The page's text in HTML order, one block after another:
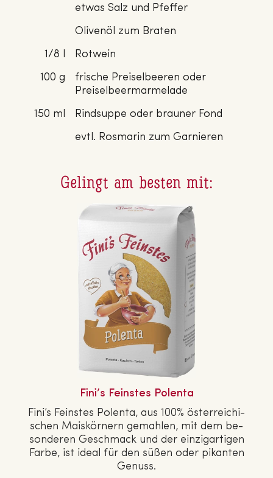
etwas Salz und Pfeffer
Olivenöl zum Braten
1/8 l
Rotwein
100 g
frische Preiselbeeren oder
Preiselbeermarmelade
150 ml
Rindsuppe oder brauner Fond
evtl. Rosmarin zum Garnieren
Gelingt am besten mit:
Fini’s Feinstes Polenta
Fini’s Feinstes Polenta, aus 100% ös­ter­rei­chi­
schen Mais­kör­nern gemahlen, mit dem be­
son­de­ren Geschmack und der ein­zig­ar­ti­gen
Farbe, ist ideal für den süßen oder pikanten
Genuss.